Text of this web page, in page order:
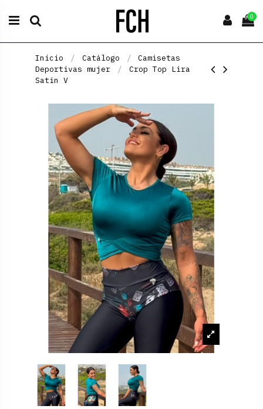
0
Inicio Catálogo
Camisetas
Deportivas mujer
Crop Top Lira
Satin V